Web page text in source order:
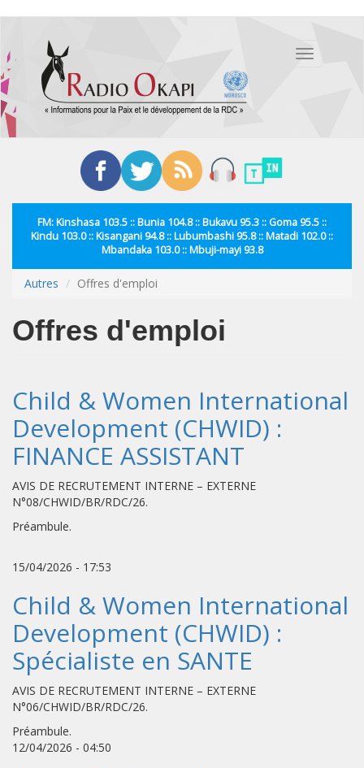
contenu
principal
Toggle
FM: Kinshasa 103.5 :: Bunia 104.8 :: Bukavu 95.3 :: Goma 95.5 ::
Kindu 103.0 :: Kisangani 94.8 :: Lubumbashi 95.8 :: Matadi 102.0 ::
Mbandaka 103.0 :: Mbuji-mayi 93.8
Autres Offres d'emploi
Offres d'emploi
Child & Women International
Development (CHWID) :
FINANCE ASSISTANT
AVIS DE RECRUTEMENT INTERNE – EXTERNE
N°08/CHWID/BR/RDC/26.
Préambule.
15/04/2026 - 17:53
Child & Women International
Development (CHWID) :
Spécialiste en SANTE
AVIS DE RECRUTEMENT INTERNE – EXTERNE
N°06/CHWID/BR/RDC/26.
Préambule.
12/04/2026 - 04:50